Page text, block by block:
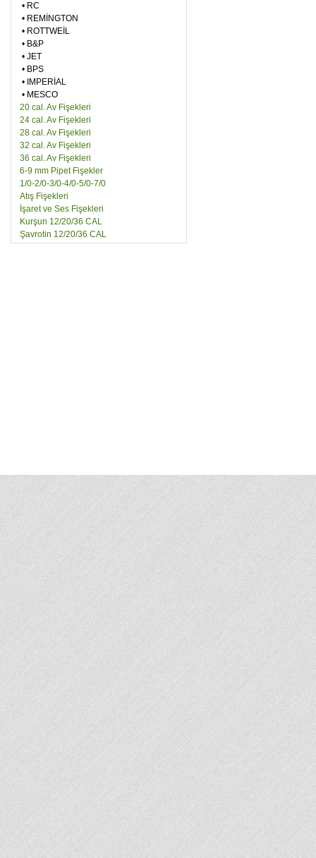
• RC
• REMİNGTON
• ROTTWEİL
• B&P
• JET
• BPS
• IMPERİAL
• MESCO
20 cal. Av Fişekleri
24 cal. Av Fişekleri
28 cal. Av Fişekleri
32 cal. Av Fişekleri
36 cal. Av Fişekleri
6-9 mm Pipet Fişekler
1/0-2/0-3/0-4/0-5/0-7/0
Atış Fişekleri
İşaret ve Ses Fişekleri
Kurşun 12/20/36 CAL
Şavrotin 12/20/36 CAL